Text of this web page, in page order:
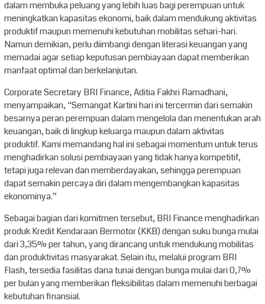
dalam membuka peluang yang lebih luas bagi perempuan untuk
meningkatkan kapasitas ekonomi, baik dalam mendukung aktivitas
produktif maupun memenuhi kebutuhan mobilitas sehari-hari.
Namun demikian, perlu diimbangi dengan literasi keuangan yang
memadai agar setiap keputusan pembiayaan dapat memberikan
manfaat optimal dan berkelanjutan.
Corporate Secretary BRI Finance, Aditia Fakhri Ramadhani,
menyampaikan, “Semangat Kartini hari ini tercermin dari semakin
besarnya peran perempuan dalam mengelola dan menentukan arah
keuangan, baik di lingkup keluarga maupun dalam aktivitas
produktif. Kami memandang hal ini sebagai momentum untuk terus
menghadirkan solusi pembiayaan yang tidak hanya kompetitif,
tetapi juga relevan dan memberdayakan, sehingga perempuan
dapat semakin percaya diri dalam mengembangkan kapasitas
ekonominya.”
Sebagai bagian dari komitmen tersebut, BRI Finance menghadirkan
produk Kredit Kendaraan Bermotor (KKB) dengan suku bunga mulai
dari 3,35% per tahun, yang dirancang untuk mendukung mobilitas
dan produktivitas masyarakat. Selain itu, melalui program BRI
Flash, tersedia fasilitas dana tunai dengan bunga mulai dari 0,7%
per bulan yang memberikan fleksibilitas dalam memenuhi berbagai
kebutuhan finansial.